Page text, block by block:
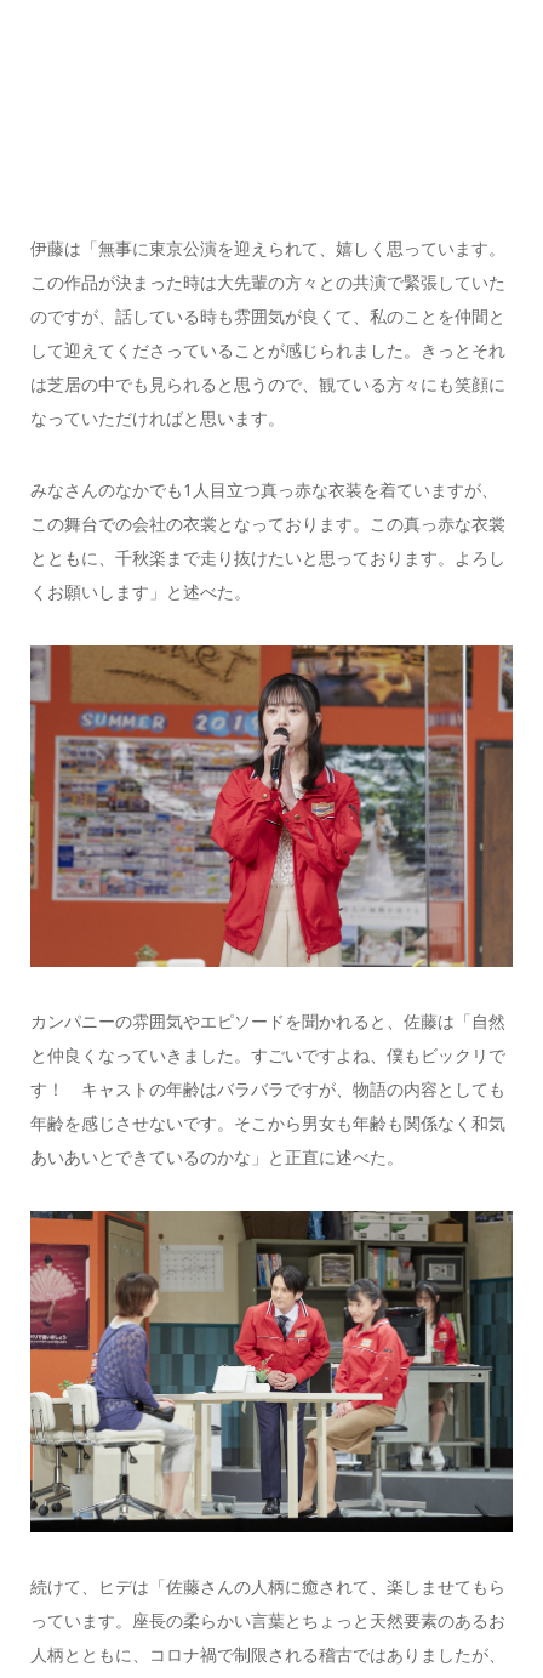
伊藤は「無事に東京公演を迎えられて、嬉しく思っています。
この作品が決まった時は大先輩の方々との共演で緊張していた
のですが、話している時も雰囲気が良くて、私のことを仲間と
して迎えてくださっていることが感じられました。きっとそれ
は芝居の中でも見られると思うので、観ている方々にも笑顔に
なっていただければと思います。
みなさんのなかでも1人目立つ真っ赤な衣装を着ていますが、
この舞台での会社の衣裳となっております。この真っ赤な衣裳
とともに、千秋楽まで走り抜けたいと思っております。よろし
くお願いします」と述べた。
カンパニーの雰囲気やエピソードを聞かれると、佐藤は「自然
と仲良くなっていきました。すごいですよね、僕もビックリで
す！ キャストの年齢はバラバラですが、物語の内容としても
年齢を感じさせないです。そこから男女も年齢も関係なく和気
あいあいとできているのかな」と正直に述べた。
続けて、ヒデは「佐藤さんの人柄に癒されて、楽しませてもら
っています。座長の柔らかい言葉とちょっと天然要素のあるお
人柄とともに、コロナ禍で制限される稽古ではありましたが、